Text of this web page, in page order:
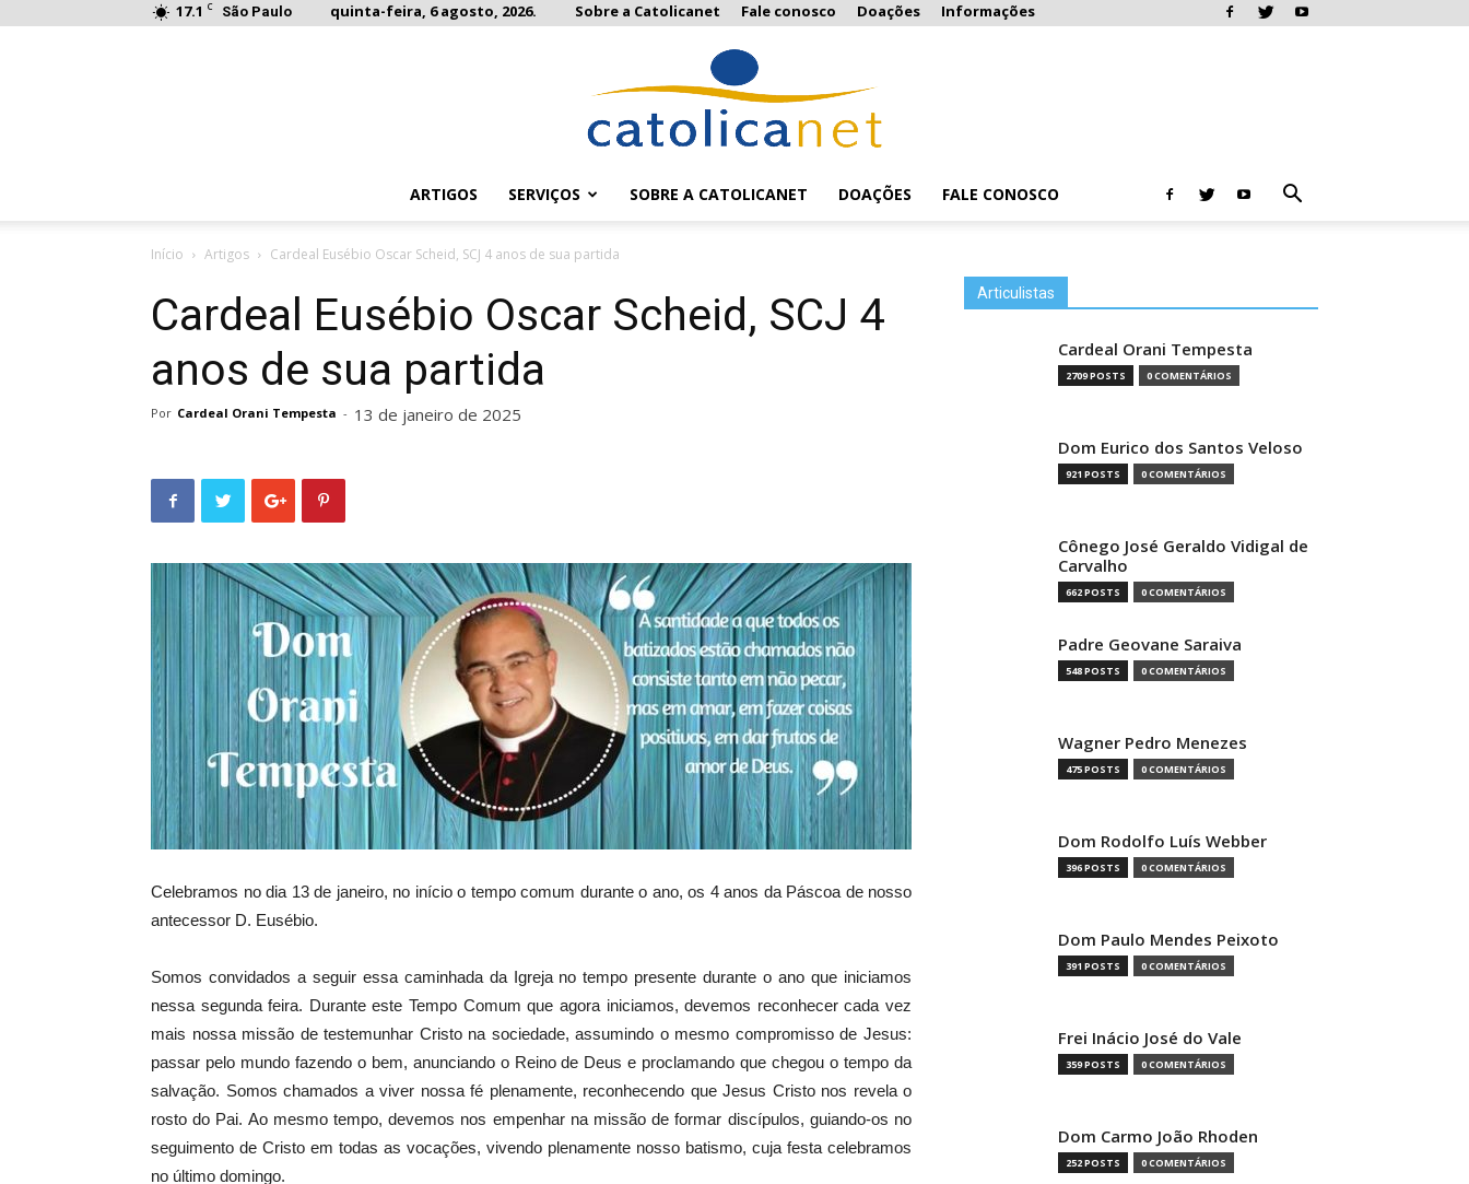
17.1 C São Paulo quinta-feira, 6 agosto, 2026. Sobre a Catolicanet Fale conosco Doações Informações
ARTIGOS SERVIÇOS SOBRE A CATOLICANET DOAÇÕES FALE CONOSCO
Início Artigos Cardeal Eusébio Oscar Scheid, SCJ 4 anos de sua partida
Cardeal Eusébio Oscar Scheid, SCJ 4
anos de sua partida
Por Cardeal Orani Tempesta - 13 de janeiro de 2025
Celebramos no dia 13 de janeiro, no início o tempo comum durante o ano, os 4 anos da Páscoa de nosso
antecessor D. Eusébio.
Somos convidados a seguir essa caminhada da Igreja no tempo presente durante o ano que iniciamos
nessa segunda feira. Durante este Tempo Comum que agora iniciamos, devemos reconhecer cada vez
mais nossa missão de testemunhar Cristo na sociedade, assumindo o mesmo compromisso de Jesus:
passar pelo mundo fazendo o bem, anunciando o Reino de Deus e proclamando que chegou o tempo da
salvação. Somos chamados a viver nossa fé plenamente, reconhecendo que Jesus Cristo nos revela o
rosto do Pai. Ao mesmo tempo, devemos nos empenhar na missão de formar discípulos, guiando-os no
seguimento de Cristo em todas as vocações, vivendo plenamente nosso batismo, cuja festa celebramos
no último domingo.
Articulistas
Cardeal Orani Tempesta
2709 POSTS 0 COMENTÁRIOS
Dom Eurico dos Santos Veloso
921 POSTS 0 COMENTÁRIOS
Cônego José Geraldo Vidigal de
Carvalho
662 POSTS 0 COMENTÁRIOS
Padre Geovane Saraiva
548 POSTS 0 COMENTÁRIOS
Wagner Pedro Menezes
475 POSTS 0 COMENTÁRIOS
Dom Rodolfo Luís Webber
396 POSTS 0 COMENTÁRIOS
Dom Paulo Mendes Peixoto
391 POSTS 0 COMENTÁRIOS
Frei Inácio José do Vale
359 POSTS 0 COMENTÁRIOS
Dom Carmo João Rhoden
252 POSTS 0 COMENTÁRIOS